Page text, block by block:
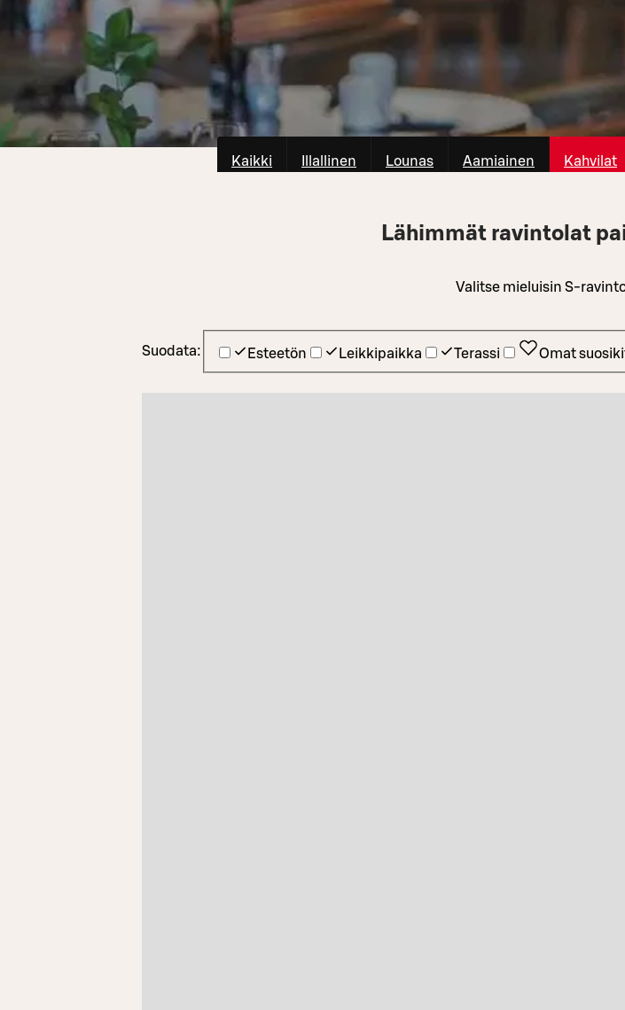
Kaikki Illallinen Lounas Aamiainen Kahvilat
Lähimmät ravintolat
Valitse mieluisin S-
Suodata: Esteetön Leikkipaikka Terassi Omat